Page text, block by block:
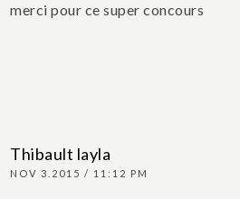
merci pour ce super concours
Thibault layla
NOV 3.2015 / 11:12 PM